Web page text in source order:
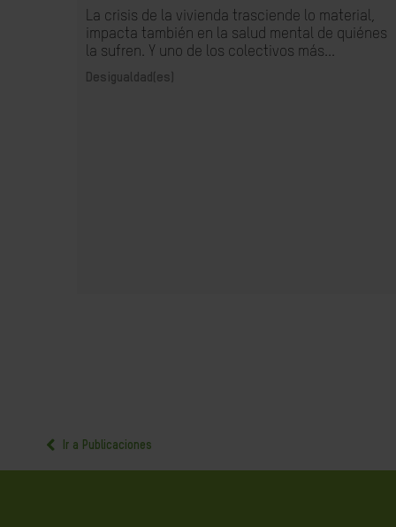
La crisis de la vivienda trasciende lo material,
impacta también en la salud mental de quiénes
la sufren. Y uno de los colectivos más...
Desigualdad(es)
Ir a Publicaciones